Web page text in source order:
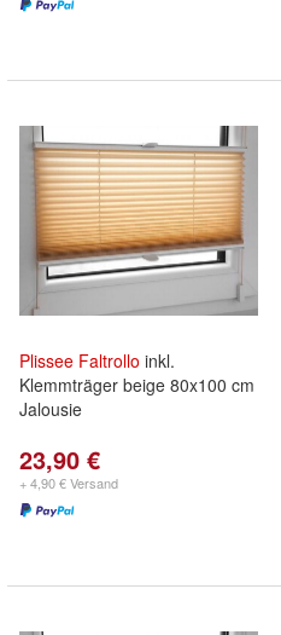
Plissee Faltrollo inkl.
Klemmträger beige 80x100 cm
Jalousie
23,90 €
+ 4,90 € Versand